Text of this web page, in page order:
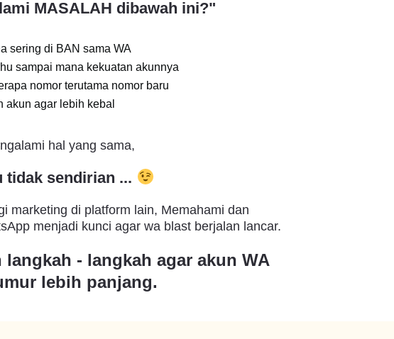
MASALAH dibawah ini?"
sering di BAN sama WA
sampai mana kekuatan akunnya
nomor terutama nomor baru
akun agar lebih kebal
hal yang sama,
tidak sendirian ...
marketing di platform lain, Memahami dan
menjadi kunci agar wa blast berjalan lancar.
- langkah agar akun WA
lebih panjang.